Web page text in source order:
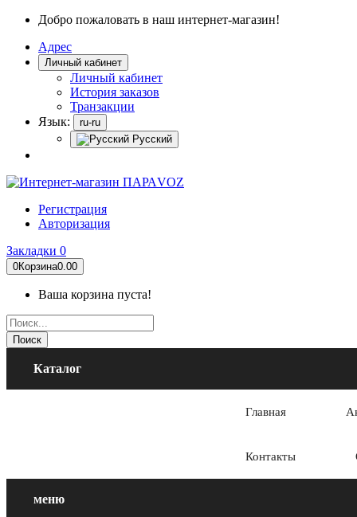
Добро пожаловать в наш интернет-магазин!
Адрес
Личный кабинет
Личный кабинет
История заказов
Транзакции
Язык:
ru-ru
Русский
Регистрация
Авторизация
Закладки 0
0Корзина0.00
Ваша корзина пуста!
Поиск
Каталог
Главная
Контакты
меню